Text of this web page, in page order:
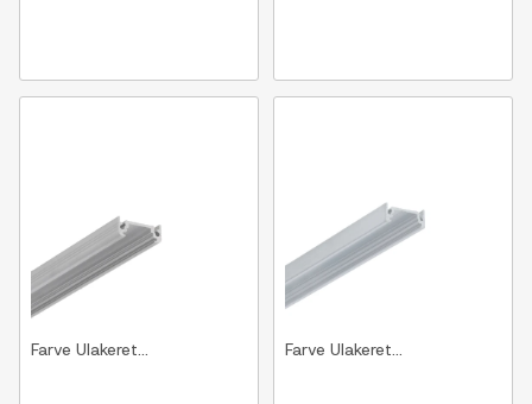
Farve Ulakeret... Farve Ulakeret...